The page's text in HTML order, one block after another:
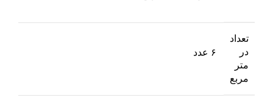
تعداد
در
متر
مربع
۶ عدد